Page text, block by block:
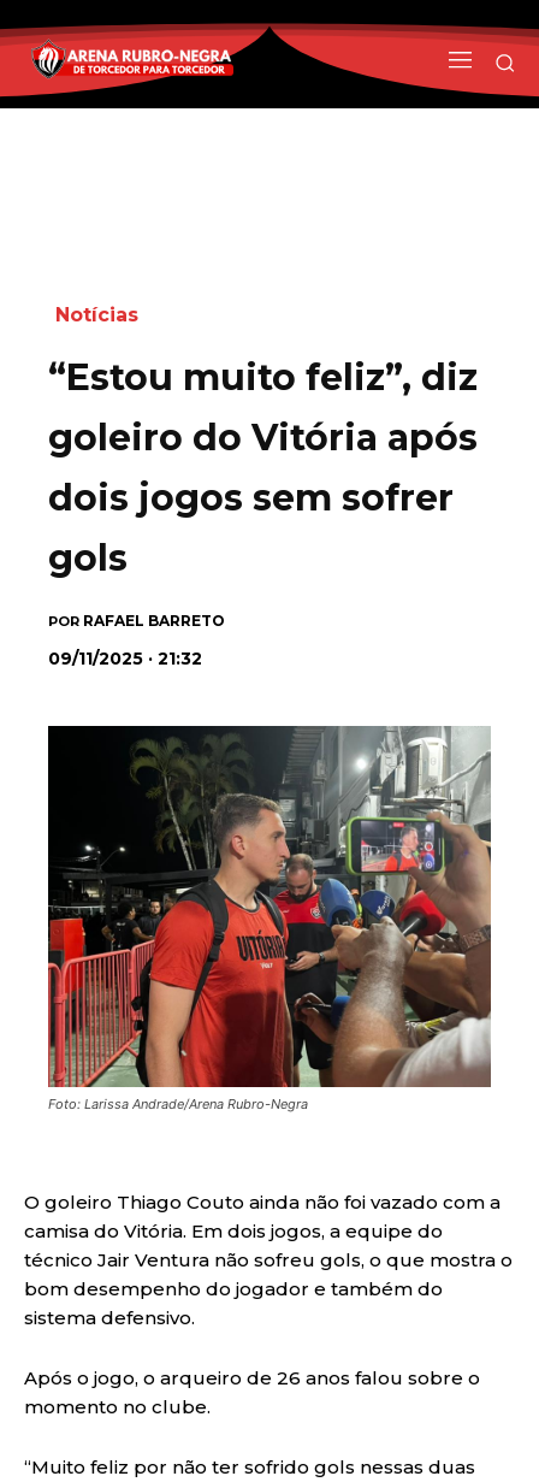
Notícias
“Estou muito feliz”, diz
goleiro do Vitória após
dois jogos sem sofrer
gols
POR RAFAEL BARRETO
09/11/2025 · 21:32
Foto: Larissa Andrade/Arena Rubro-Negra
O goleiro Thiago Couto ainda não foi vazado com a
camisa do Vitória. Em dois jogos, a equipe do
técnico Jair Ventura não sofreu gols, o que mostra o
bom desempenho do jogador e também do
sistema defensivo.
Após o jogo, o arqueiro de 26 anos falou sobre o
momento no clube.
“Muito feliz por não ter sofrido gols nessas duas